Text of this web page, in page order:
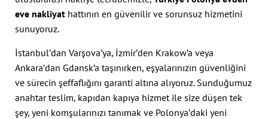
eve nakliyat hattının en güvenilir ve sorunsuz hizmetini
sunuyoruz.
İstanbul’dan Varşova’ya, İzmir’den Krakow’a veya
Ankara’dan Gdansk’a taşınırken, eşyalarınızın güvenliğini
ve sürecin şeffaflığını garanti altına alıyoruz. Sunduğumuz
anahtar teslim, kapıdan kapıya hizmet ile size düşen tek
şey, yeni komşularınızı tanımak ve Polonya’daki yeni